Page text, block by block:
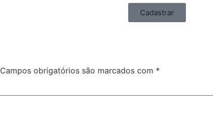
Cadastrar
Campos obrigatórios são marcados com *